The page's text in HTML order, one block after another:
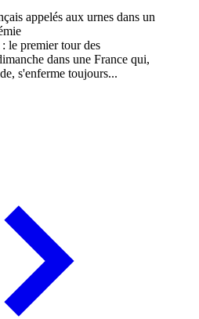
le premier tour des
dans une France qui,
s'enferme toujours...